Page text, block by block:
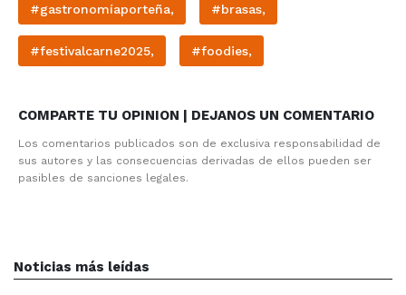
#gastronomíaporteña, #brasas,
#festivalcarne2025, #foodies,
COMPARTE TU OPINION | DEJANOS UN COMENTARIO
Los comentarios publicados son de exclusiva responsabilidad de
sus autores y las consecuencias derivadas de ellos pueden ser
pasibles de sanciones legales.
Noticias más leídas